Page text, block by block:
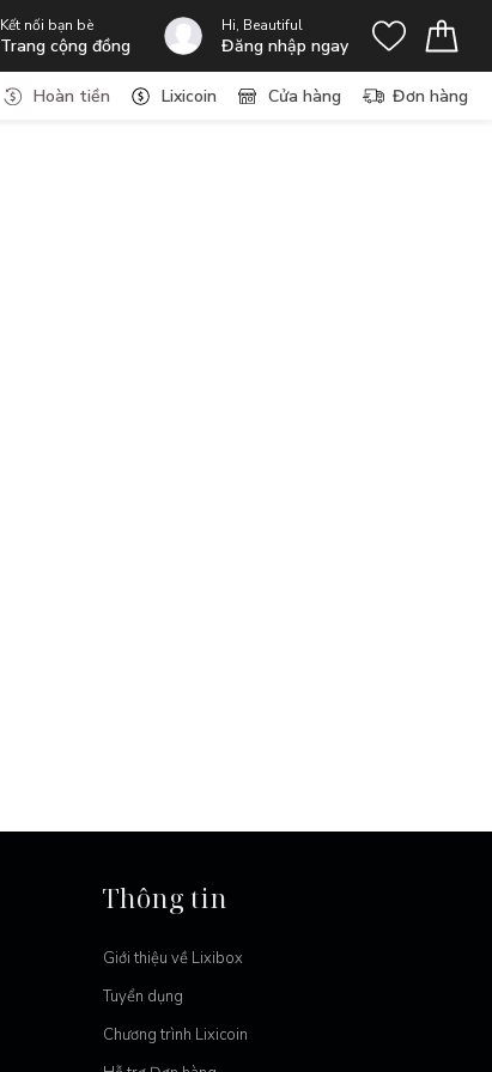
Kết nối bạn bè
Trang cộng đồng
Hi, Beautiful
Đăng nhập ngay
Hoàn tiền Lixicoin Cửa hàng Đơn hàng
Thông tin
Giới thiệu về Lixibox
Tuyển dụng
Chương trình Lixicoin